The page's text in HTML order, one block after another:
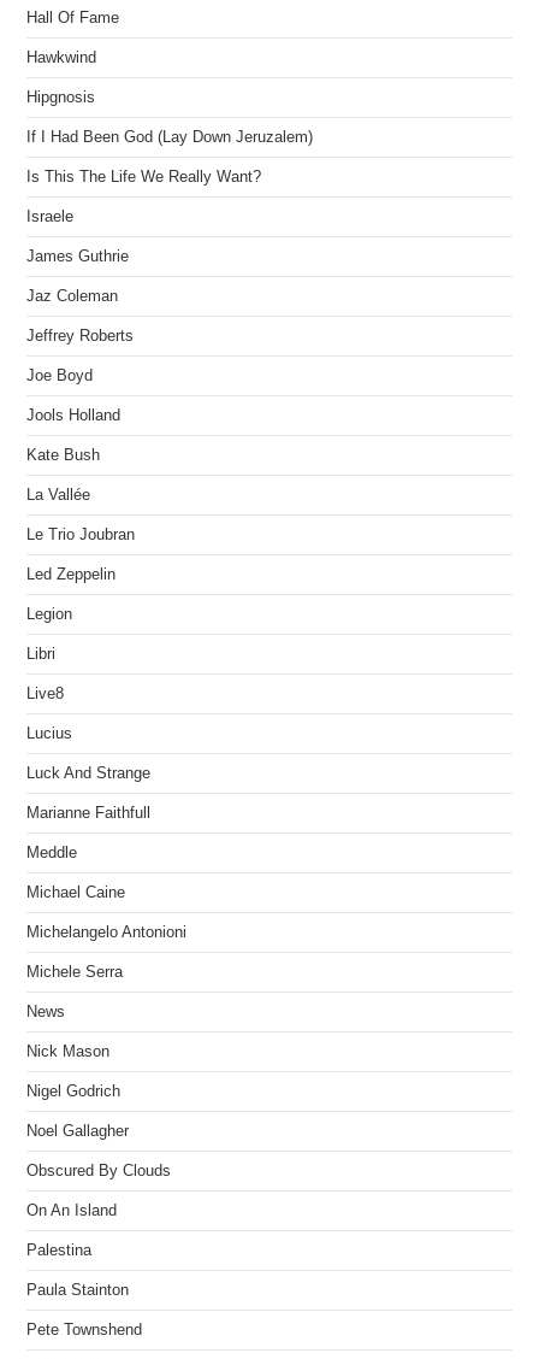
Hall Of Fame
Hawkwind
Hipgnosis
If I Had Been God (Lay Down Jeruzalem)
Is This The Life We Really Want?
Israele
James Guthrie
Jaz Coleman
Jeffrey Roberts
Joe Boyd
Jools Holland
Kate Bush
La Vallée
Le Trio Joubran
Led Zeppelin
Legion
Libri
Live8
Lucius
Luck And Strange
Marianne Faithfull
Meddle
Michael Caine
Michelangelo Antonioni
Michele Serra
News
Nick Mason
Nigel Godrich
Noel Gallagher
Obscured By Clouds
On An Island
Palestina
Paula Stainton
Pete Townshend